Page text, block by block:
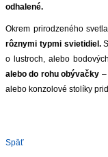
odhalené.
Okrem prirodzeného
rôznymi typmi svietidiel.
o lustroch, alebo
alebo do rohu obývačky –
alebo konzolové stolíky
Späť